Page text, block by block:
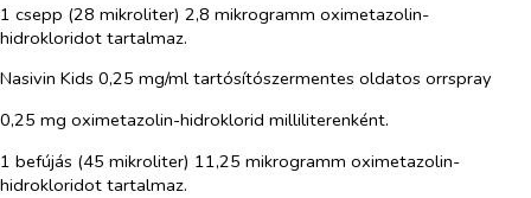
1 csepp (28 mikroliter) 2,8 mikrogramm oximetazolin-
hidrokloridot tartalmaz.
Nasivin Kids 0,25 mg/ml tartósítószermentes oldatos orrspray
0,25 mg oximetazolin-hidroklorid milliliterenként.
1 befújás (45 mikroliter) 11,25 mikrogramm oximetazolin-
hidrokloridot tartalmaz.